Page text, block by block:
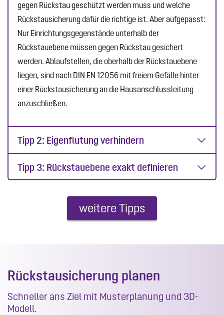
gegen Rückstau geschützt werden muss und welche
Rückstausicherung dafür die richtige ist. Aber aufgepasst:
Nur Einrichtungsgegenstände unterhalb der
Rückstauebene müssen gegen Rückstau gesichert
werden. Ablaufstellen, die oberhalb der Rückstauebene
liegen, sind nach DIN EN 12056 mit freiem Gefälle hinter
einer Rückstausicherung an die Hausanschlussleitung
anzuschließen.
Tipp 2: Eigenflutung verhindern
Tipp 3: Rückstauebene exakt definieren
weitere Tipps
Rückstausicherung planen
Schneller ans Ziel mit Musterplanung und 3D-
Modell.